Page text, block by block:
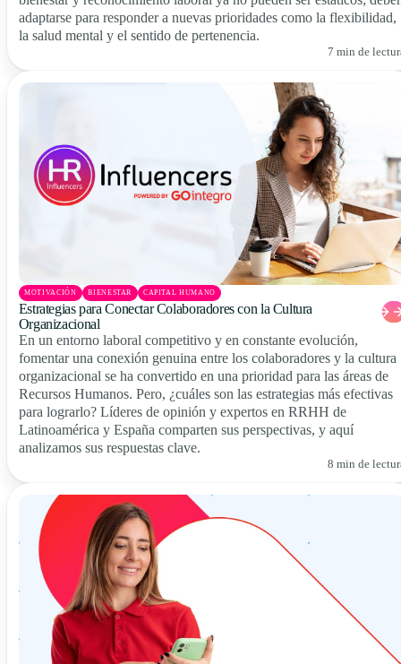
adaptarse para responder a nuevas prioridades como la flexibilidad,
la salud mental y el sentido de pertenencia.
7 min de
MOTIVACIÓN BIENESTAR CAPITAL HUMANO
Estrategias para Conectar Colaboradores con la Cultura
Organizacional
En un entorno laboral competitivo y en constante evolución,
fomentar una conexión genuina entre los colaboradores y la cultura
organizacional se ha convertido en una prioridad para las áreas de
Recursos Humanos. Pero, ¿cuáles son las estrategias más efectivas
para lograrlo? Líderes de opinión y expertos en RRHH de
Latinoamérica y España comparten sus perspectivas, y aquí
analizamos sus respuestas clave.
8 min de